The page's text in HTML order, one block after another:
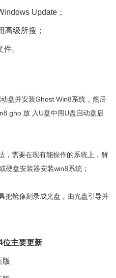
Update；
级所搜；
。
盘并安装Ghost Win8系统，然后
放 入U盘中用U盘启动盘启
，需要在现有能操作的系统上，解
硬盘安装器安装win8系统；
把镜像刻录成光盘，由光盘引导并
主要更新